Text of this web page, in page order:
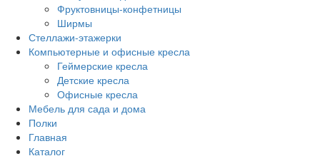
Фруктовницы-конфетницы
Ширмы
Стеллажи-этажерки
Компьютерные и офисные кресла
Геймерские кресла
Детские кресла
Офисные кресла
Мебель для сада и дома
Полки
Главная
Каталог